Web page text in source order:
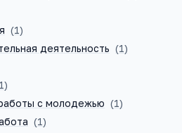
(1)
деятельность (1)
1)
с молодежью (1)
(1)